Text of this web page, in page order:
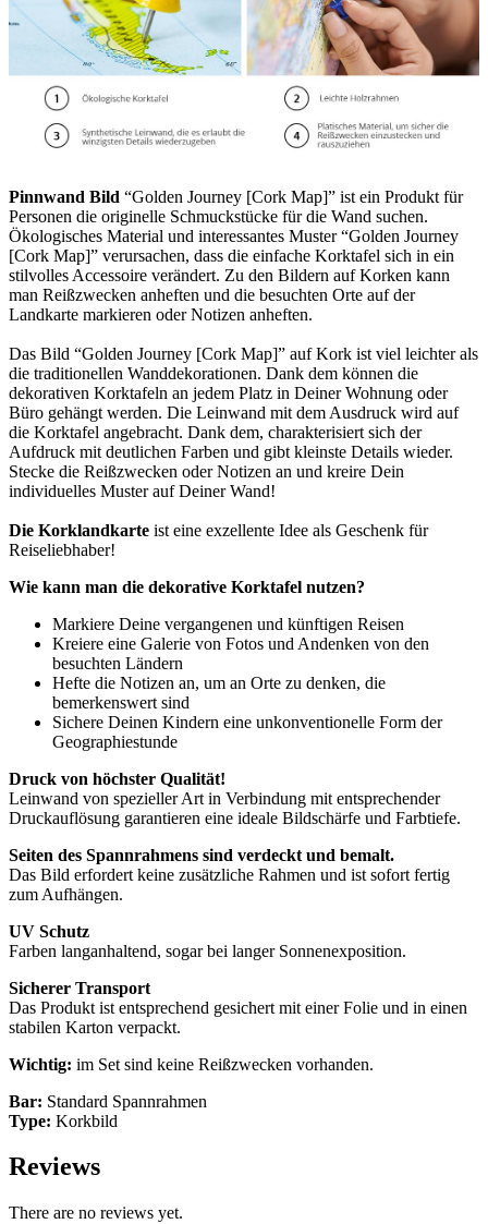
Pinnwand Bild “Golden Journey [Cork Map]” ist ein Produkt für
Personen die originelle Schmuckstücke für die Wand suchen.
Ökologisches Material und interessantes Muster “Golden Journey
[Cork Map]” verursachen, dass die einfache Korktafel sich in ein
stilvolles Accessoire verändert. Zu den Bildern auf Korken kann
man Reißzwecken anheften und die besuchten Orte auf der
Landkarte markieren oder Notizen anheften.
Das Bild “Golden Journey [Cork Map]” auf Kork ist viel leichter als
die traditionellen Wanddekorationen. Dank dem können die
dekorativen Korktafeln an jedem Platz in Deiner Wohnung oder
Büro gehängt werden. Die Leinwand mit dem Ausdruck wird auf
die Korktafel angebracht. Dank dem, charakterisiert sich der
Aufdruck mit deutlichen Farben und gibt kleinste Details wieder.
Stecke die Reißzwecken oder Notizen an und kreire Dein
individuelles Muster auf Deiner Wand!
Die Korklandkarte ist eine exzellente Idee als Geschenk für
Reiseliebhaber!
Wie kann man die dekorative Korktafel nutzen?
Markiere Deine vergangenen und künftigen Reisen
Kreiere eine Galerie von Fotos und Andenken von den
besuchten Ländern
Hefte die Notizen an, um an Orte zu denken, die
bemerkenswert sind
Sichere Deinen Kindern eine unkonventionelle Form der
Geographiestunde
Druck von höchster Qualität!
Leinwand von spezieller Art in Verbindung mit entsprechender
Druckauflösung garantieren eine ideale Bildschärfe und Farbtiefe.
Seiten des Spannrahmens sind verdeckt und bemalt.
Das Bild erfordert keine zusätzliche Rahmen und ist sofort fertig
zum Aufhängen.
UV Schutz
Farben langanhaltend, sogar bei langer Sonnenexposition.
Sicherer Transport
Das Produkt ist entsprechend gesichert mit einer Folie und in einen
stabilen Karton verpackt.
Wichtig: im Set sind keine Reißzwecken vorhanden.
Bar: Standard Spannrahmen
Type: Korkbild
Reviews
There are no reviews yet.